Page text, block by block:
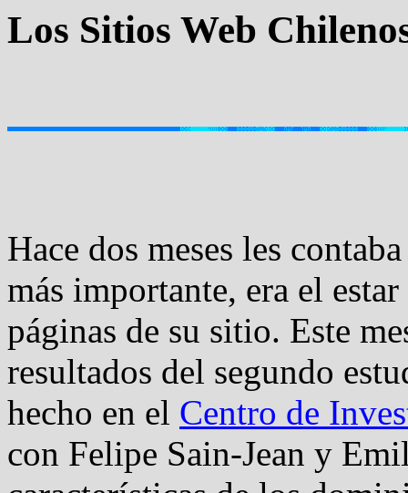
Los Sitios Web
Hace dos meses les
más importante, era el
páginas de su sitio. Este
resultados del segundo
hecho en el Centro de
con Felipe Sain-Jean y